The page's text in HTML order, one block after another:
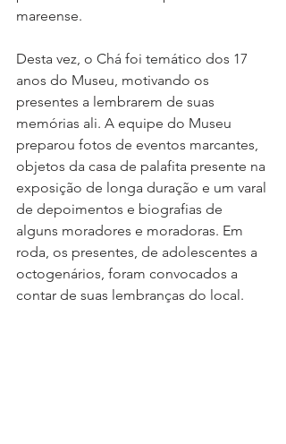
mareense.
Desta vez, o Chá foi temático dos 17
anos do Museu, motivando os
presentes a lembrarem de suas
memórias ali. A equipe do Museu
preparou fotos de eventos marcantes,
objetos da casa de palafita presente na
exposição de longa duração e um varal
de depoimentos e biografias de
alguns moradores e moradoras. Em
roda, os presentes, de adolescentes a
octogenários, foram convocados a
contar de suas lembranças do local.